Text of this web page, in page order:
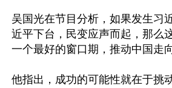
吴国光在节目分析，如果发生习
近平下台，民变应声而起，那么
一个最好的窗口期，推动中国走
他指出，成功的可能性就在于挑